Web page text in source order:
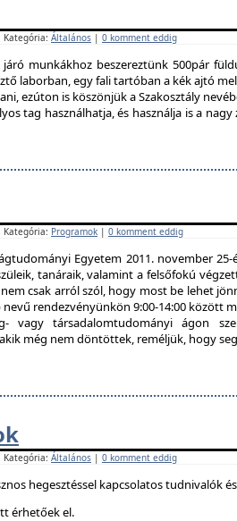
Általános | 0 komment eddig
munkákhoz beszereztünk 500pár
laborban, egy fali tartóban a kék ajtó
ezúton is köszönjük a Szakosztály
tag használhatja, és használja is a
Programok | 0 komment eddig
Egyetem 2011. november
tanáraik, valamint a felsőfokú
csak arról szól, hogy most be lehet
nevű rendezvényünkön 9:00-14:00 között
vagy társadalomtudományi ágon
még nem döntöttek, reméljük, hogy
Általános | 0 komment eddig
hegesztéssel kapcsolatos tudnivalók
érhetőek el.